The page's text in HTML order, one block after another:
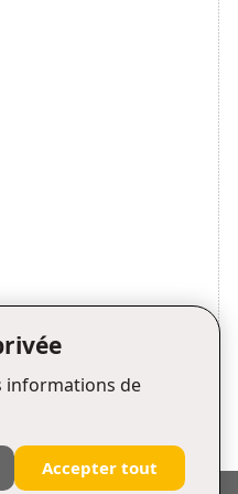
informations de
Accepter tout